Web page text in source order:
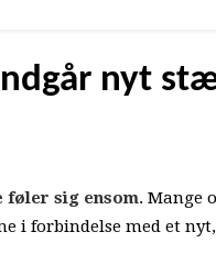
nyt
føler sig ensom. Mange
i forbindelse med et